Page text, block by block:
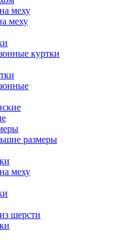
меху
меху
куртки
размеры
меху
шерсти